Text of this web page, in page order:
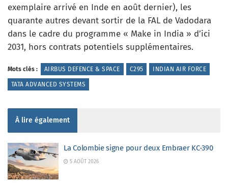
exemplaire arrivé en Inde en août dernier), les
quarante autres devant sortir de la FAL de Vadodara
dans le cadre du programme « Make in India » d’ici
2031, hors contrats potentiels supplémentaires.
Mots clés : AIRBUS DEFENCE & SPACE C295 INDIAN AIR FORCE
TATA ADVANCED SYSTEMS
À lire également
La Colombie signe pour deux Embraer KC-390
5 AOÛT 2026